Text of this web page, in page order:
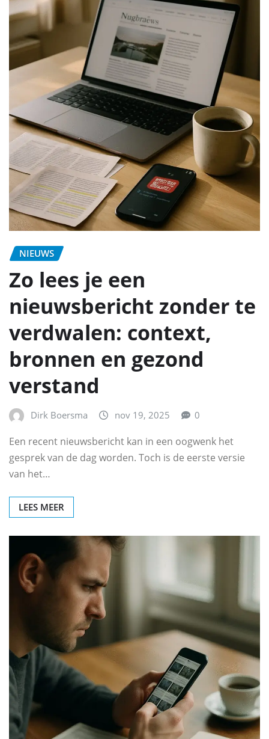
NIEUWS
Zo lees je een
nieuwsbericht zonder te
verdwalen: context,
bronnen en gezond
verstand
Dirk Boersma nov 19, 2025 0
Een recent nieuwsbericht kan in een oogwenk het
gesprek van de dag worden. Toch is de eerste versie
van het…
LEES MEER